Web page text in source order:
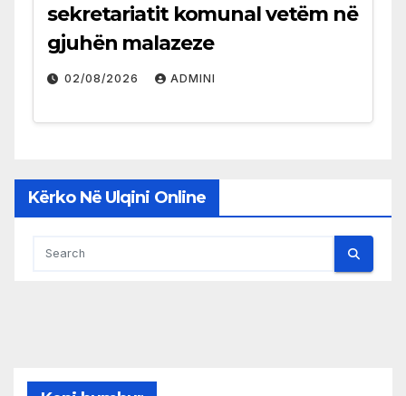
sekretariatit komunal vetëm në
gjuhën malazeze
02/08/2026 ADMINI
Kërko Në Ulqini Online